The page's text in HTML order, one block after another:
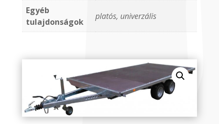
Egyéb
tulajdonságok
platós, univerzális